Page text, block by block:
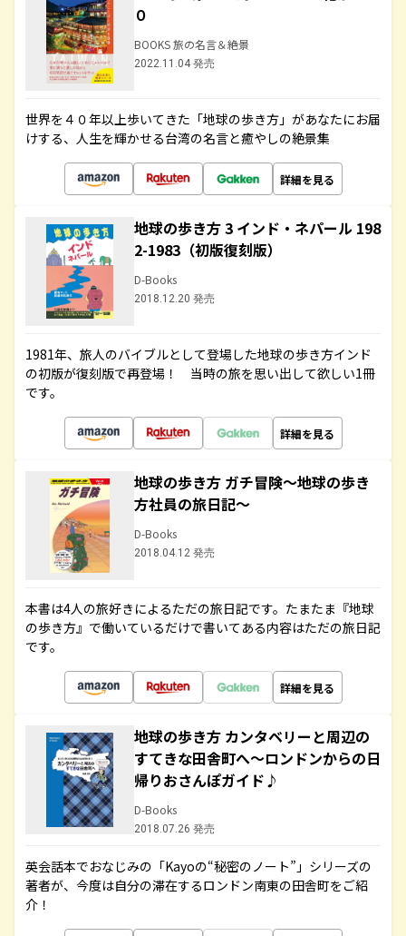
０
BOOKS 旅の名言＆絶景
2022.11.04 発売
世界を４０年以上歩いてきた「地球の歩き方」があなたにお届
けする、人生を輝かせる台湾の名言と癒やしの絶景集
詳細を見る
地球の歩き方 3 インド・ネパール 198
2-1983（初版復刻版）
D-Books
2018.12.20 発売
1981年、旅人のバイブルとして登場した地球の歩き方インド
の初版が復刻版で再登場！ 当時の旅を思い出して欲しい1冊
です。
詳細を見る
地球の歩き方 ガチ冒険～地球の歩き
方社員の旅日記～
D-Books
2018.04.12 発売
本書は4人の旅好きによるただの旅日記です。たまたま『地球
の歩き方』で働いているだけで書いてある内容はただの旅日記
です。
詳細を見る
地球の歩き方 カンタベリーと周辺の
すてきな田舎町へ～ロンドンからの日
帰りおさんぽガイド♪
D-Books
2018.07.26 発売
英会話本でおなじみの「Kayoの“秘密のノート”」シリーズの
著者が、今度は自分の滞在するロンドン南東の田舎町をご紹
介！